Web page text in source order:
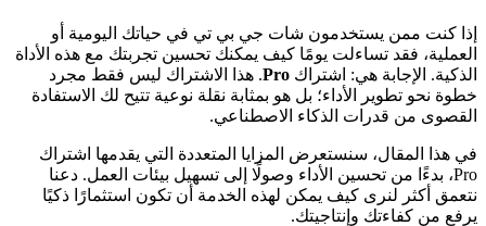
إذا كنت ممن يستخدمون شات جي بي تي في حياتك اليومية أو
العملية، فقد تساءلت يومًا كيف يمكنك تحسين تجربتك مع هذه الأداة
الذكية. الإجابة هي: اشتراك Pro. هذا الاشتراك ليس فقط مجرد
خطوة نحو تطوير الأداء؛ بل هو بمثابة نقلة نوعية تتيح لك الاستفادة
القصوى من قدرات الذكاء الاصطناعي.
في هذا المقال، سنستعرض المزايا المتعددة التي يقدمها اشتراك
Pro، بدءًا من تحسين الأداء وصولًا إلى تسهيل بيئات العمل. دعنا
نتعمق أكثر لنرى كيف يمكن لهذه الخدمة أن تكون استثمارًا ذكيًا
يرفع من كفاءتك وإنتاجيتك.